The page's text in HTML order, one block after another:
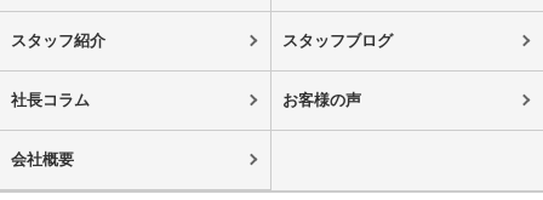
スタッフ紹介 スタッフブログ
社長コラム お客様の声
会社概要